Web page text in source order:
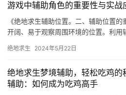
游戏中辅助角色的重要性与实战
《绝地求生辅助位置。二、辅助位置
开阔、易于观察周围环境的位置。利用
绝地求生 2024年5月22日
绝地求生梦境辅助，轻松吃鸡
辅助：如何成为吃鸡高手